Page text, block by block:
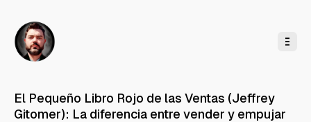
El Pequeño Libro Rojo de las Ventas (Jeffrey
Gitomer): La diferencia entre vender y empujar